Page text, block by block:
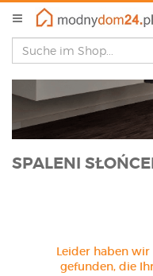
SPALENI
Leider haben
gefunden, die